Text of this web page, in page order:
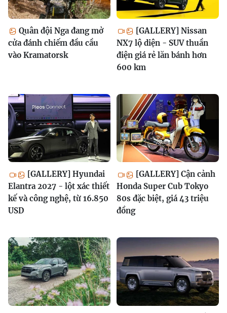
Quân đội Nga đang mở
cửa đánh chiếm đầu cầu
vào Kramatorsk
[GALLERY] Nissan
NX7 lộ diện - SUV thuần
điện giá rẻ lăn bánh hơn
600 km
[GALLERY] Hyundai
Elantra 2027 - lột xác thiết
kế và công nghệ, từ 16.850
USD
[GALLERY] Cận cảnh
Honda Super Cub Tokyo
80s đặc biệt, giá 43 triệu
đồng